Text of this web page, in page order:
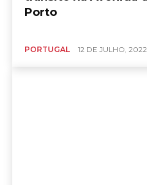
Porto
PORTUGAL 12 DE JULHO, 2022